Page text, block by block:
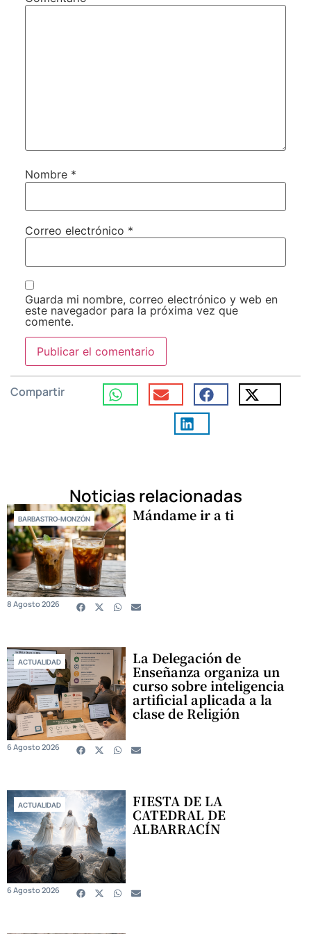
Nombre *
Correo electrónico *
Guarda mi nombre, correo electrónico y web en
este navegador para la próxima vez que
comente.
Compartir
Noticias relacionadas
BARBASTRO-MONZÓN Mándame ir a ti
8 Agosto 2026
ACTUALIDAD La Delegación de
Enseñanza organiza un
curso sobre inteligencia
artificial aplicada a la
clase de Religión
6 Agosto 2026
ACTUALIDAD FIESTA DE LA
CATEDRAL DE
ALBARRACÍN
6 Agosto 2026